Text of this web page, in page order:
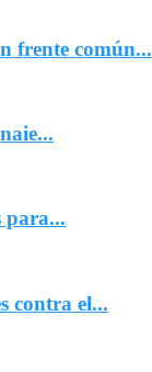
frente común...
para...
contra el...